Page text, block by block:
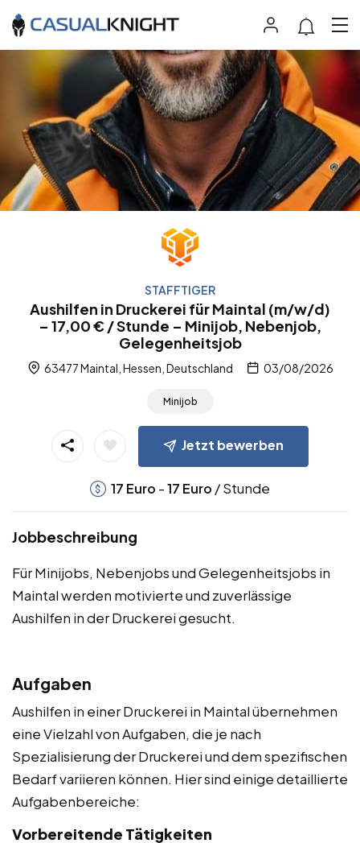
STAFFTIGER
Aushilfen in Druckerei für Maintal (m/w/d)
– 17,00 € / Stunde – Minijob, Nebenjob,
Gelegenheitsjob
63477 Maintal, Hessen, Deutschland 03/08/2026
Minijob
Jetzt bewerben
17 Euro -17 Euro / Stunde
Jobbeschreibung
Für Minijobs, Nebenjobs und Gelegenheitsjobs in
Maintal werden motivierte und zuverlässige
Aushilfen in der Druckerei gesucht.
Aufgaben
Aushilfen in einer Druckerei in Maintal übernehmen
eine Vielzahl von Aufgaben, die je nach
Spezialisierung der Druckerei und dem spezifischen
Bedarf variieren können. Hier sind einige detaillierte
Aufgabenbereiche:
Vorbereitende Tätigkeiten